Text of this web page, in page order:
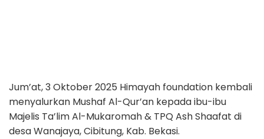
Jum’at, 3 Oktober 2025 Himayah foundation kembali
menyalurkan Mushaf Al-Qur’an kepada ibu-ibu
Majelis Ta’lim Al-Mukaromah & TPQ Ash Shaafat di
desa Wanajaya, Cibitung, Kab. Bekasi.